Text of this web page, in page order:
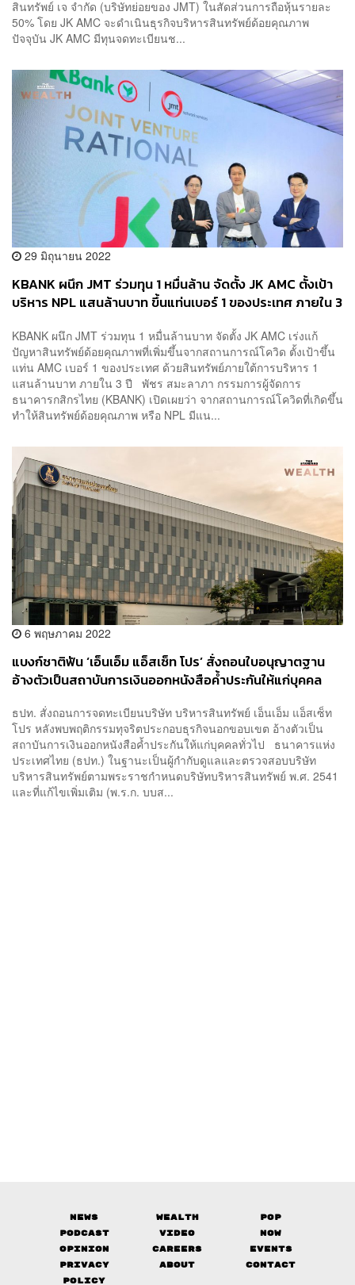
สินทรัพย์ เจ จำกัด (บริษัทย่อยของ JMT) ในสัดส่วนการถือหุ้นรายละ
50% โดย JK AMC จะดำเนินธุรกิจบริหารสินทรัพย์ด้อยคุณภาพ
ปัจจุบัน JK AMC มีทุนจดทะเบียนช...
29 มิถุนายน 2022
KBANK ผนึก JMT ร่วมทุน 1 หมื่นล้าน จัดตั้ง JK AMC ตั้งเป้า
บริหาร NPL แสนล้านบาท ขึ้นแท่นเบอร์ 1 ของประเทศ ภายใน 3
KBANK ผนึก JMT ร่วมทุน 1 หมื่นล้านบาท จัดตั้ง JK AMC เร่งแก้
ปัญหาสินทรัพย์ด้อยคุณภาพที่เพิ่มขึ้นจากสถานการณ์โควิด ตั้งเป้าขึ้น
แท่น AMC เบอร์ 1 ของประเทศ ด้วยสินทรัพย์ภายใต้การบริหาร 1
แสนล้านบาท ภายใน 3 ปี พัชร สมะลาภา กรรมการผู้จัดการ
ธนาคารกสิกรไทย (KBANK) เปิดเผยว่า จากสถานการณ์โควิดที่เกิดขึ้น
ทำให้สินทรัพย์ด้อยคุณภาพ หรือ NPL มีแน...
6 พฤษภาคม 2022
แบงก์ชาติฟัน ‘เอ็นเอ็ม แอ็สเซ็ท โปร’ สั่งถอนใบอนุญาตฐาน
อ้างตัวเป็นสถาบันการเงินออกหนังสือค้ำประกันให้แก่บุคคล
ธปท. สั่งถอนการจดทะเบียนบริษัท บริหารสินทรัพย์ เอ็นเอ็ม แอ็สเซ็ท
โปร หลังพบพฤติกรรมทุจริตประกอบธุรกิจนอกขอบเขต อ้างตัวเป็น
สถาบันการเงินออกหนังสือค้ำประกันให้แก่บุคคลทั่วไป ​ธนาคารแห่ง
ประเทศไทย (ธปท.) ในฐานะเป็นผู้กำกับดูแลและตรวจสอบบริษัท
บริหารสินทรัพย์ตามพระราชกำหนดบริษัทบริหารสินทรัพย์ พ.ศ. 2541
และที่แก้ไขเพิ่มเติม (พ.ร.ก. บบส...
News Wealth
Pop
Podcast
Video
Now
Opinion
Careers
Events
Privacy
Policy
About Contact